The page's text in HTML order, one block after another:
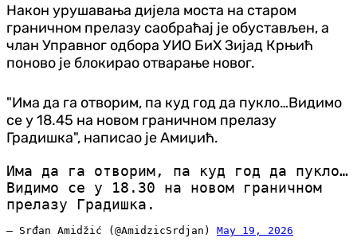
Након урушавања дијела моста на старом
граничном прелазу саобраћај је обустављен, а
члан Управног одбора УИО БиХ Зијад Крњић
поново је блокирао отварање новог.
"Има да га отворим, па куд год да пукло…Видимо
се у 18.45 на новом граничном прелазу
Градишка", написао је Амиџић.
Има да га отворим, па куд год да пукло…
Видимо се у 18.30 на новом граничном
прелазу Градишка.
— Srđan Amidžić (@AmidzicSrdjan) May 19, 2026